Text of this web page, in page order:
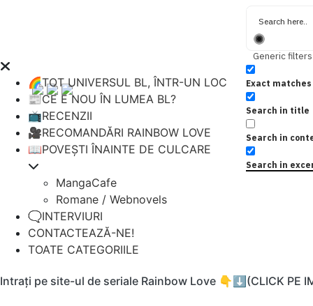
Generic filters
Exact matches
Search in title
Search in
Search in
🌈TOT UNIVERSUL BL, ÎNTR-UN LOC
📰CE E NOU ÎN LUMEA BL?
📺RECENZII
🎥RECOMANDĂRI RAINBOW LOVE
📖POVEȘTI ÎNAINTE DE CULCARE
MangaCafe
Romane / Webnovels
🗨️INTERVIURI
CONTACTEAZĂ-NE!
TOATE CATEGORIILE
Intrați pe site-ul de seriale Rainbow Love 👇⬇️(CLICK PE